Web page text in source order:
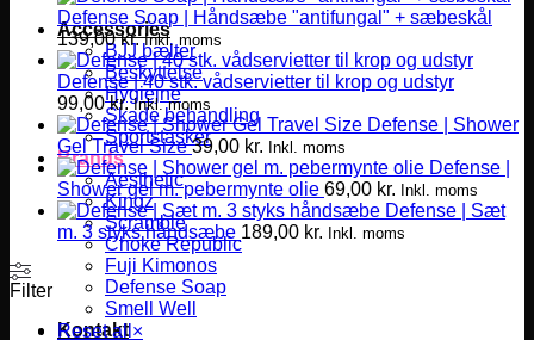
Accessories
BJJ bælter
Beskyttelse
Hygiejne
Skade behandling
Sportstasker
Brands
Aesthetic
Kingz
Scramble
Choke Republic
Fuji Kimonos
Defense Soap
Smell Well
Kontakt
Defense Soap | Håndsæbe "antifungal" + sæbeskål
139,00kr. Inkl. moms
Defense | 40 stk. vådservietter til krop og udstyr
99,00kr. Inkl. moms
Defense | Shower
Gel Travel Size 39,00 kr. Inkl. moms
Defense |
Shower gel m. pebermynte olie 69,00 kr. Inkl. moms
Defense | Sæt
m. 3 styks håndsæbe 189,00 kr. Inkl. moms
Filter
Reset all ×